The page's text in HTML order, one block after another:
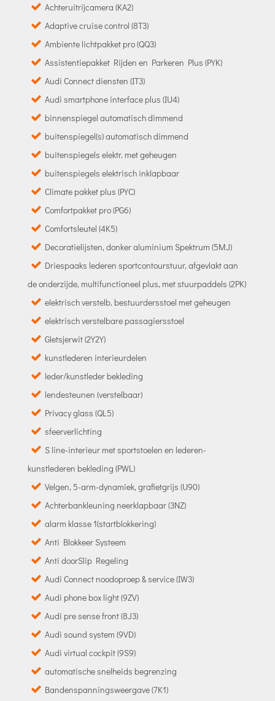
Achteruitrijcamera (KA2)
Adaptive cruise control (8T3)
Ambiente lichtpakket pro (QQ3)
Assistentiepakket Rijden en Parkeren Plus (PYK)
Audi Connect diensten (IT3)
Audi smartphone interface plus (IU4)
binnenspiegel automatisch dimmend
buitenspiegel(s) automatisch dimmend
buitenspiegels elektr. met geheugen
buitenspiegels elektrisch inklapbaar
Climate pakket plus (PYC)
Comfortpakket pro (PG6)
Comfortsleutel (4K5)
Decoratielijsten, donker aluminium Spektrum (5MJ)
Driespaaks lederen sportcontourstuur, afgevlakt aan
de onderzijde, multifunctioneel plus, met stuurpaddels (2PK)
elektrisch verstelb. bestuurdersstoel met geheugen
elektrisch verstelbare passagiersstoel
Gletsjerwit (2Y2Y)
kunstlederen interieurdelen
leder/kunstleder bekleding
lendesteunen (verstelbaar)
Privacy glass (QL5)
sfeerverlichting
S line-interieur met sportstoelen en lederen-
kunstlederen bekleding (PWL)
Velgen, 5-arm-dynamiek, grafietgrijs (U90)
Achterbankleuning neerklapbaar (3NZ)
alarm klasse 1(startblokkering)
Anti Blokkeer Systeem
Anti doorSlip Regeling
Audi Connect noodoproep & service (IW3)
Audi phone box light (9ZV)
Audi pre sense front (8J3)
Audi sound system (9VD)
Audi virtual cockpit (9S9)
automatische snelheids begrenzing
Bandenspanningsweergave (7K1)